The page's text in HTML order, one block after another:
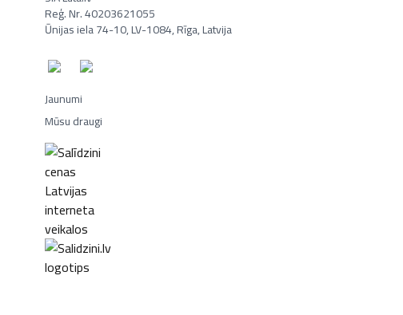
Reģ. Nr. 40203621055
Ūnijas iela 74-10, LV-1084, Rīga, Latvija
Jaunumi
Mūsu draugi